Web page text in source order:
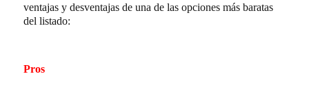
ventajas y desventajas de una de las opciones más baratas
del listado:
Pros